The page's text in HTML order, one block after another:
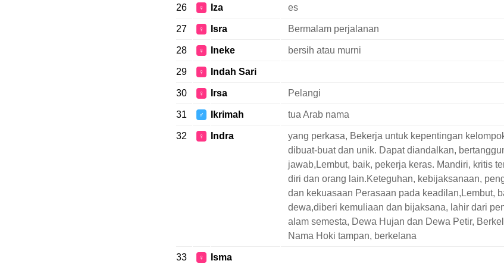
26 ♀ Iza es
27 ♀ Isra Bermalam perjalanan
28 ♀ Ineke bersih atau murni
29 ♀ Indah Sari
30 ♀ Irsa Pelangi
31 ♂ Ikrimah tua Arab nama
32 ♀ Indra
yang perkasa, Bekerja untuk kepentingan
dibuat-buat dan unik. Dapat diandalkan,
jawab,Lembut, baik, pekerja keras. Mandiri, kritis
diri dan orang lain.Keteguhan, kebijaksanaan,
dan kekuasaan Perasaan pada keadilan,Lembut,
dewa,diberi kemuliaan dan bijaksana, lahir dari
alam semesta, Dewa Hujan dan Dewa Petir,
Nama Hoki tampan, berkelana
33 ♀ Isma